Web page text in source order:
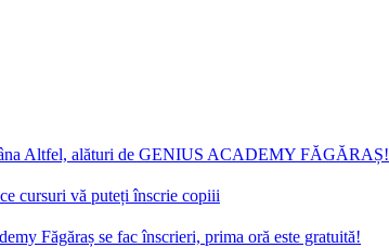
Altfel, alături de GENIUS ACADEMY FĂGĂRAȘ!
cursuri vă puteți înscrie copiii
Făgăraș se fac înscrieri, prima oră este gratuită!